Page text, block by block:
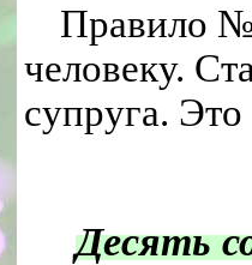
Правило №
человеку.
супруга.
Десять